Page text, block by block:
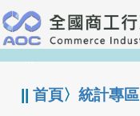
跳
到
主
要
:::
||首頁〉統計專區